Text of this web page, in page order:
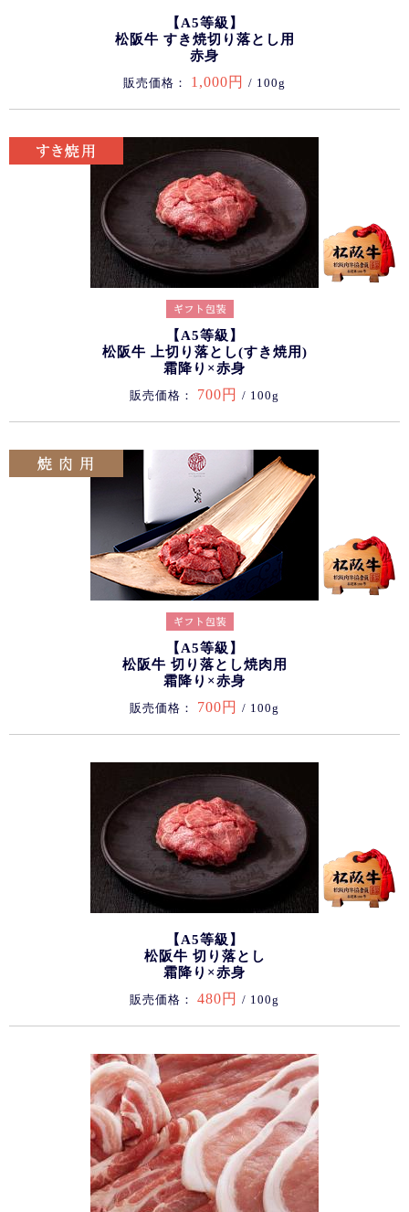
【A5等級】
松阪牛 すき焼切り落とし用
赤身
販売価格： 1,000円 / 100g
【A5等級】
松阪牛 上切り落とし(すき焼用)
霜降り×赤身
販売価格： 700円 / 100g
【A5等級】
松阪牛 切り落とし焼肉用
霜降り×赤身
販売価格： 700円 / 100g
【A5等級】
松阪牛 切り落とし
霜降り×赤身
販売価格： 480円 / 100g